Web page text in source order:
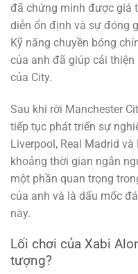
đã chứng minh được giá
diễn ổn định và sự đóng
Kỹ năng chuyền bóng
của anh đã giúp cải
của City.
Sau khi rời Manchester
tiếp tục phát triển sự
Liverpool, Real Madrid
khoảng thời gian ngắn
một phần quan trọng
của anh và là dấu mốc
này.
Lối chơi của Xabi
tượng?